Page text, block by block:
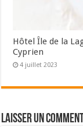
Hôtel Île de la
Cyprien
4 juillet 2023
Laisser un